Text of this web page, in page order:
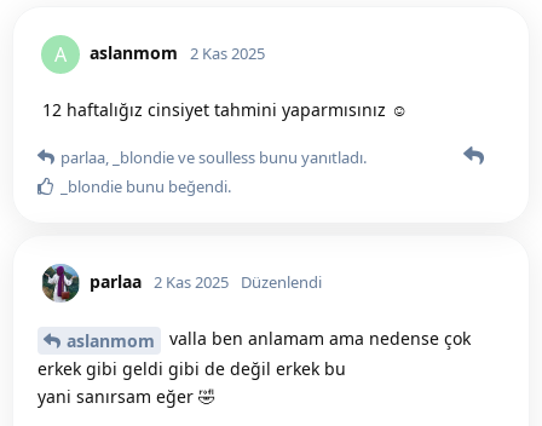
A aslanmom 2 Kas 2025
12 haftalığız cinsiyet tahmini yaparmısınız ☺️
parlaa, _blondievesoulless bunu yanıtladı.
_blondie bunu beğendi.
parlaa 2 Kas 2025 Düzenlendi
aslanmom
valla ben anlamam ama nedense çok
erkek gibi geldi gibi de değil erkek bu
yani sanırsam eğer 🤣